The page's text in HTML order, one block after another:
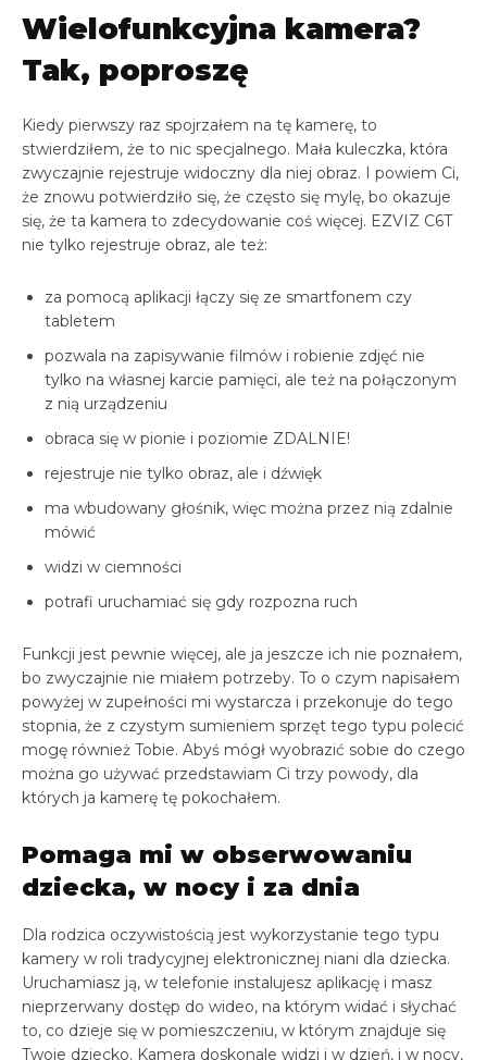
Wielofunkcyjna kamera?
Tak, poproszę
Kiedy pierwszy raz spojrzałem na tę kamerę, to
stwierdziłem, że to nic specjalnego. Mała kuleczka, która
zwyczajnie rejestruje widoczny dla niej obraz. I powiem Ci,
że znowu potwierdziło się, że często się mylę, bo okazuje
się, że ta kamera to zdecydowanie coś więcej. EZVIZ C6T
nie tylko rejestruje obraz, ale też:
za pomocą aplikacji łączy się ze smartfonem czy
tabletem
pozwala na zapisywanie filmów i robienie zdjęć nie
tylko na własnej karcie pamięci, ale też na połączonym
z nią urządzeniu
obraca się w pionie i poziomie ZDALNIE!
rejestruje nie tylko obraz, ale i dźwięk
ma wbudowany głośnik, więc można przez nią zdalnie
mówić
widzi w ciemności
potrafi uruchamiać się gdy rozpozna ruch
Funkcji jest pewnie więcej, ale ja jeszcze ich nie poznałem,
bo zwyczajnie nie miałem potrzeby. To o czym napisałem
powyżej w zupełności mi wystarcza i przekonuje do tego
stopnia, że z czystym sumieniem sprzęt tego typu polecić
mogę również Tobie. Abyś mógł wyobrazić sobie do czego
można go używać przedstawiam Ci trzy powody, dla
których ja kamerę tę pokochałem.
Pomaga mi w obserwowaniu
dziecka, w nocy i za dnia
Dla rodzica oczywistością jest wykorzystanie tego typu
kamery w roli tradycyjnej elektronicznej niani dla dziecka.
Uruchamiasz ją, w telefonie instalujesz aplikację i masz
nieprzerwany dostęp do wideo, na którym widać i słychać
to, co dzieje się w pomieszczeniu, w którym znajduje się
Twoje dziecko. Kamera doskonale widzi i w dzień, i w nocy,